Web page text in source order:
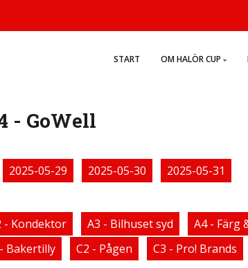
START OM HALÖR CUP
- GoWell
2025-05-29 2025-05-30 2025-05-31
- Kondektor A3 - Bilhuset syd A4 - Färg
Bakertilly C2 - Pågen C3 - Pro! Brands